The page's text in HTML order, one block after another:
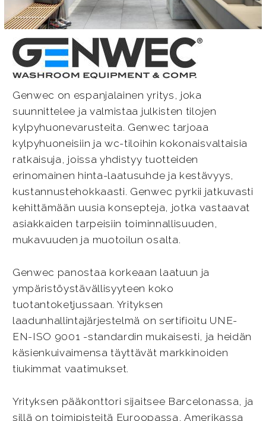
Genwec on espanjalainen yritys, joka
suunnittelee ja valmistaa julkisten tilojen
kylpyhuonevarusteita. Genwec tarjoaa
kylpyhuoneisiin ja wc-tiloihin kokonaisvaltaisia
ratkaisuja, joissa yhdistyy tuotteiden
erinomainen hinta-laatusuhde ja kestävyys,
kustannustehokkaasti. Genwec pyrkii jatkuvasti
kehittämään uusia konsepteja, jotka vastaavat
asiakkaiden tarpeisiin toiminnallisuuden,
mukavuuden ja muotoilun osalta.
Genwec panostaa korkeaan laatuun ja
ympäristöystävällisyyteen koko
tuotantoketjussaan. Yrityksen
laadunhallintajärjestelmä on sertifioitu UNE-
EN-ISO 9001 -standardin mukaisesti, ja heidän
käsienkuivaimensa täyttävät markkinoiden
tiukimmat vaatimukset.
Yrityksen pääkonttori sijaitsee Barcelonassa, ja
sillä on toimipisteitä Euroopassa, Amerikassa